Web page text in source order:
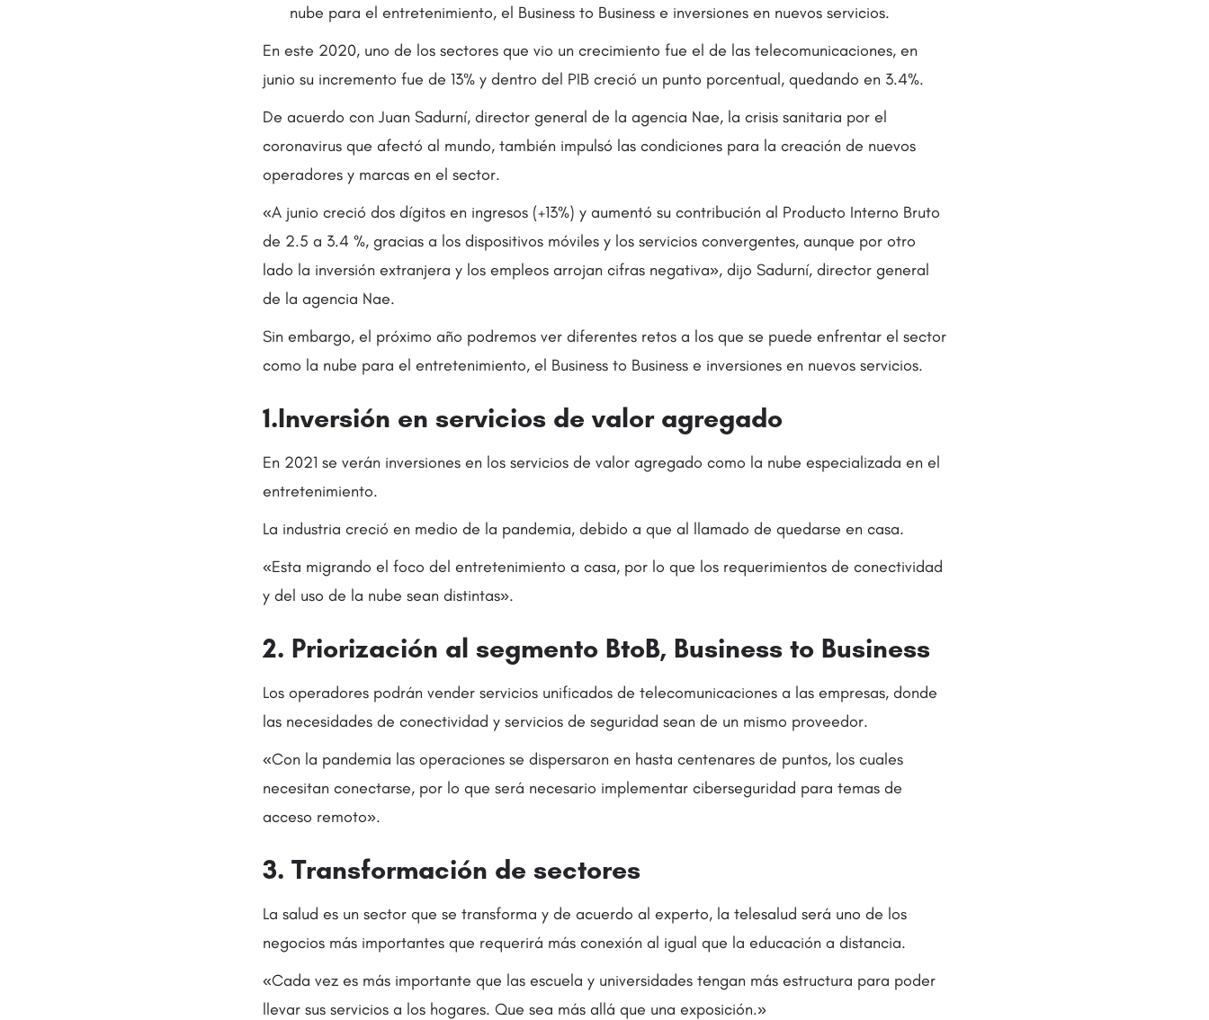
nube para el entretenimiento, el Business to Business e inversiones en nuevos servicios.
En este 2020, uno de los sectores que vio un crecimiento fue el de las telecomunicaciones, en
junio su incremento fue de 13% y dentro del PIB creció un punto porcentual, quedando en 3.4%.
De acuerdo con Juan Sadurní, director general de la agencia Nae, la crisis sanitaria por el
coronavirus que afectó al mundo, también impulsó las condiciones para la creación de nuevos
operadores y marcas en el sector.
«A junio creció dos dígitos en ingresos (+13%) y aumentó su contribución al Producto Interno Bruto
de 2.5 a 3.4 %, gracias a los dispositivos móviles y los servicios convergentes, aunque por otro
lado la inversión extranjera y los empleos arrojan cifras negativa», dijo Sadurní, director general
de la agencia Nae.
Sin embargo, el próximo año podremos ver diferentes retos a los que se puede enfrentar el sector
como la nube para el entretenimiento, el Business to Business e inversiones en nuevos servicios.
1.Inversión en servicios de valor agregado
En 2021 se verán inversiones en los servicios de valor agregado como la nube especializada en el
entretenimiento.
La industria creció en medio de la pandemia, debido a que al llamado de quedarse en casa.
«Esta migrando el foco del entretenimiento a casa, por lo que los requerimientos de conectividad
y del uso de la nube sean distintas».
2. Priorización al segmento BtoB, Business to Business
Los operadores podrán vender servicios unificados de telecomunicaciones a las empresas, donde
las necesidades de conectividad y servicios de seguridad sean de un mismo proveedor.
«Con la pandemia las operaciones se dispersaron en hasta centenares de puntos, los cuales
necesitan conectarse, por lo que será necesario implementar ciberseguridad para temas de
acceso remoto».
3. Transformación de sectores
La salud es un sector que se transforma y de acuerdo al experto, la telesalud será uno de los
negocios más importantes que requerirá más conexión al igual que la educación a distancia.
«Cada vez es más importante que las escuela y universidades tengan más estructura para poder
llevar sus servicios a los hogares. Que sea más allá que una exposición.»